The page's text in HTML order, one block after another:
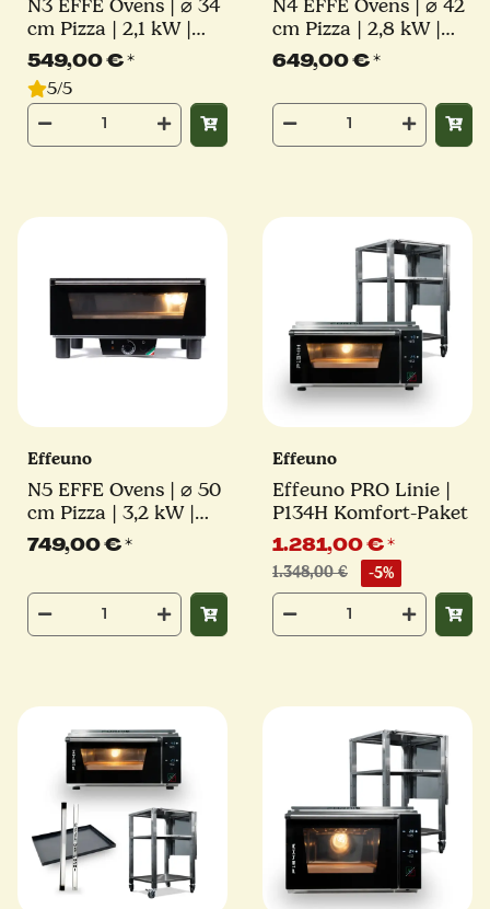
N3 EFFE Ovens | ⌀ 34
cm Pizza | 2,1 kW |
inkl. original Effeuno-
Stein | Elektro
Pizzaofen
549,00 €*
5/5
N4 EFFE Ovens | ⌀ 42
cm Pizza | 2,8 kW |
inkl. original Effeuno-
Stein | Elektro
Pizzaofen
649,00 €*
Effeuno
N5 EFFE Ovens | ⌀ 50
cm Pizza | 3,2 kW |
inkl. original Effeuno-
Stein | Elektro
749,00 €*
Effeuno
Effeuno PRO Linie |
P134H Komfort-Paket
1.281,00 €*
1.348,00 € -5%